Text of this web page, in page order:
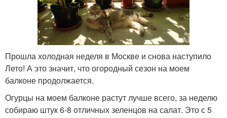
Прошла холодная неделя в Москве и снова наступило
Лето! А это значит, что огородный сезон на моем
балконе продолжается.
Огурцы на моем балконе растут лучше всего, за неделю
собираю штук 6-8 отличных зеленцов на салат. Это с 5